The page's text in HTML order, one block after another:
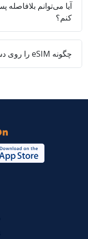
کنم؟
چگونه eSIM را روی دستگاه خود فعال کنم؟